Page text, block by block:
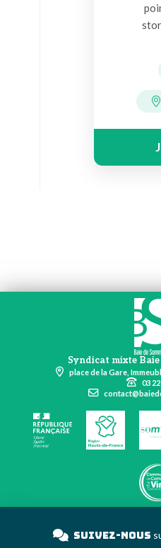
Syndicat mixte Baie
place de la Gare,
03
Suivez-